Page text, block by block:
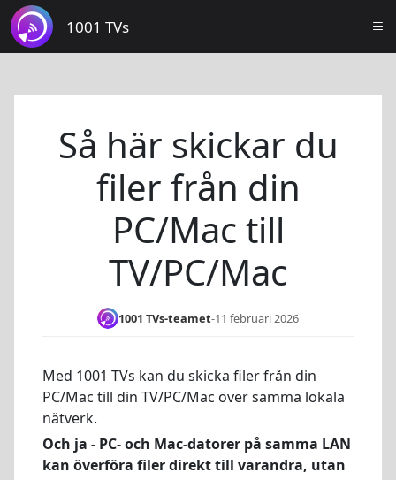
1001 TVs
Så här skickar du
filer från din
PC/Mac till
TV/PC/Mac
1001 TVs-teamet-11 februari 2026
Med 1001 TVs kan du skicka filer från din
PC/Mac till din TV/PC/Mac över samma lokala
nätverk.
Och ja - PC- och Mac-datorer på samma LAN
kan överföra filer direkt till varandra, utan